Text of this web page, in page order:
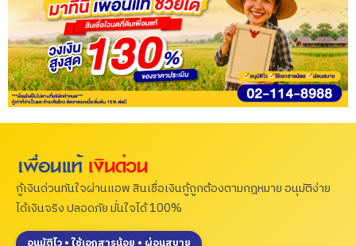
กู้เงินด่วนทันใจผ่านแอพ สินเชื่อเงินกู้ถูกต้องตามกฎหมาย อนุมัติง่าย
ได้เงินจริง ปลอดภัย มั่นใจได้ 100%